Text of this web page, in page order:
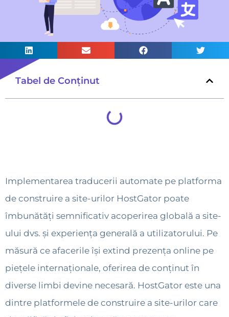
Tabel de Conținut
Implementarea traducerii automate pe platforma
de construire a site-urilor HostGator poate
îmbunătăți semnificativ acoperirea globală a site-
ului dvs. și experiența generală a utilizatorului. Pe
măsură ce afacerile își extind prezența online pe
piețele internaționale, oferirea de conținut în
diverse limbi devine necesară. HostGator este una
dintre platformele de construire a site-urilor care